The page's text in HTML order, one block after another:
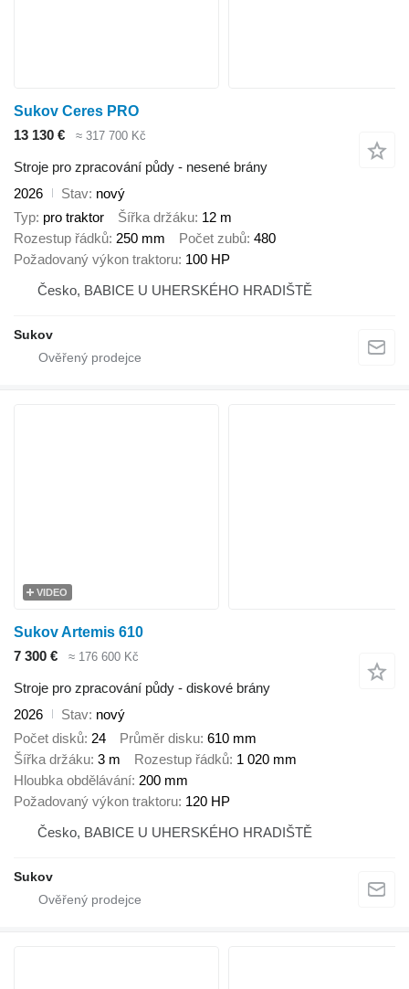
Sukov Ceres PRO
13 130 €
≈ 317 700 Kč
Stroje pro zpracování půdy - nesené brány
2026
Stav nový
Typ pro traktor Šířka držáku 12 m
Rozestup řádků 250 mm Počet zubů 480
Požadovaný výkon traktoru 100 HP
Česko, BABICE U UHERSKÉHO HRADIŠTĚ
Sukov
VIDEO
Sukov Artemis 610
7 300 €
≈ 176 600 Kč
Stroje pro zpracování půdy - diskové brány
2026
Stav nový
Počet disků 24 Průměr disku 610 mm
Šířka držáku 3 m Rozestup řádků 1 020 mm
Hloubka obdělávání 200 mm
Požadovaný výkon traktoru 120 HP
Česko, BABICE U UHERSKÉHO HRADIŠTĚ
Sukov